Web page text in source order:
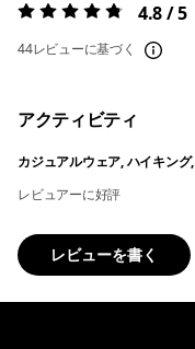
評価:4.8 / 5 4.8 / 5
44レビューに基づく
アクティビティ
カジュアルウェア, ハイキン
レビュアーに好評
レビューを書く